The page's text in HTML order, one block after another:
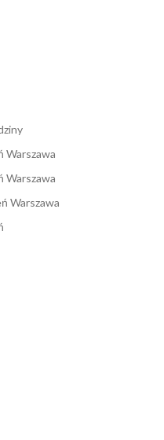
Warszawa
Warszawa
Warszawa